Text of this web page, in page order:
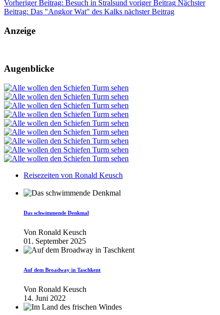
Vorheriger Beitrag: Besuch in Stralsund voriger Beitrag Nächster
Beitrag: Das "Angkor Wat" des Kalks nächster Beitrag
Anzeige
Augenblicke
Reisezeiten von Ronald Keusch
Das schwimmende Denkmal
Von Ronald Keusch
01. September 2025
Auf dem Broadway in Taschkent
Von Ronald Keusch
14. Juni 2022